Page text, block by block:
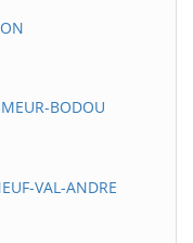
BODOU
VAL-ANDRE